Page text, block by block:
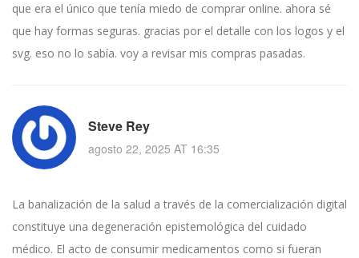
que era el único que tenía miedo de comprar online. ahora sé
que hay formas seguras. gracias por el detalle con los logos y el
svg. eso no lo sabía. voy a revisar mis compras pasadas.
Steve Rey
agosto 22, 2025 AT 16:35
La banalización de la salud a través de la comercialización digital
constituye una degeneración epistemológica del cuidado
médico. El acto de consumir medicamentos como si fueran